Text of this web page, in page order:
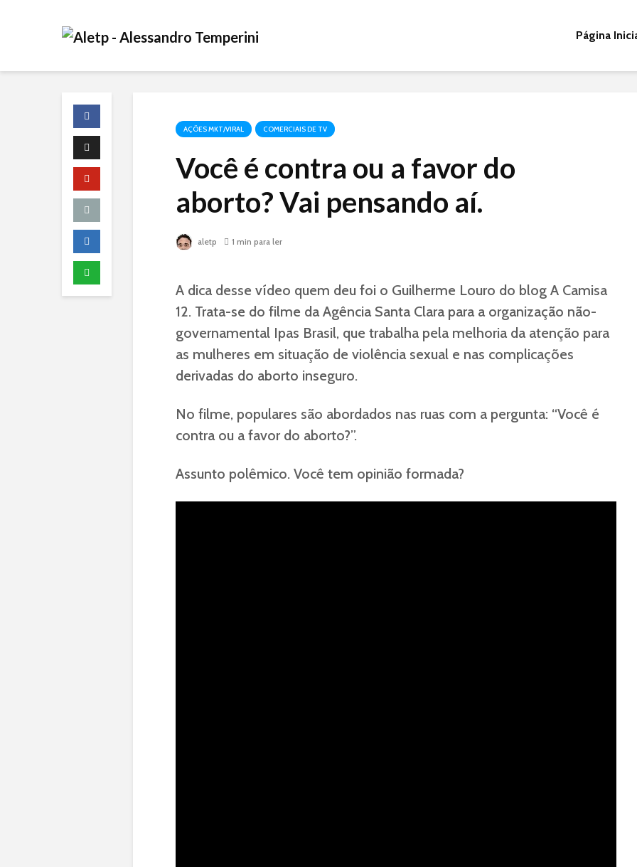
Página
AÇÕES MKT/VIRAL COMERCIAIS DE TV
Você é contra ou a favor do
aborto? Vai pensando aí.
aletp 1 min para ler
A dica desse vídeo quem deu foi o Guilherme Louro do blog A Camisa
12. Trata-se do filme da Agência Santa Clara para a organização não-
governamental Ipas Brasil, que trabalha pela melhoria da atenção para
as mulheres em situação de violência sexual e nas complicações
derivadas do aborto inseguro.
No filme, populares são abordados nas ruas com a pergunta: “Você é
contra ou a favor do aborto?”.
Assunto polêmico. Você tem opinião formada?